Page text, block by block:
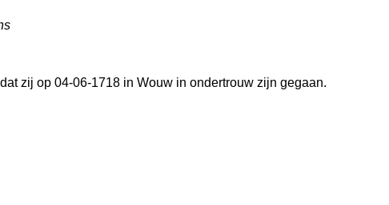
zij op 04-06-1718 in Wouw in ondertrouw zijn gegaan.